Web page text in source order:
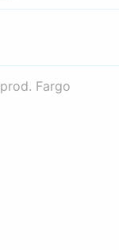
prod. Fargo